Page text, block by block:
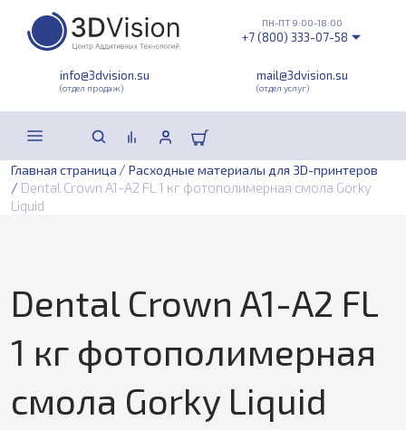
info@3dvision.su
(отдел продаж)
mail@3dvision.su
(отдел услуг)
ПН-ПТ 9:00-18:00
+7 (800) 333-07-58
Главная страница / Расходные материалы для 3D-принтеров
/ Dental Crown A1-A2 FL 1 кг фотополимерная смола Gorky
Liquid
Dental Crown A1-A2 FL
1 кг фотополимерная
смола Gorky Liquid